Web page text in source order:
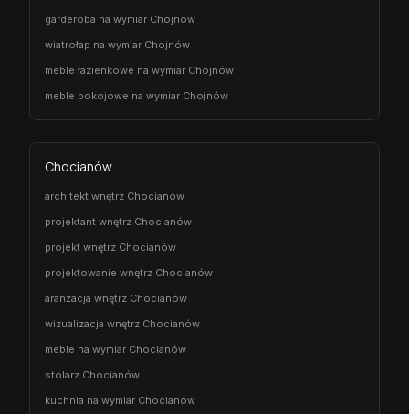
garderoba na wymiar Chojnów
wiatrołap na wymiar Chojnów
meble łazienkowe na wymiar Chojnów
meble pokojowe na wymiar Chojnów
Chocianów
architekt wnętrz Chocianów
projektant wnętrz Chocianów
projekt wnętrz Chocianów
projektowanie wnętrz Chocianów
aranżacja wnętrz Chocianów
wizualizacja wnętrz Chocianów
meble na wymiar Chocianów
stolarz Chocianów
kuchnia na wymiar Chocianów